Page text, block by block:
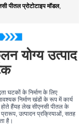
पीतल प्रोटोटाइप मॉडल,
योग्य उत्पाद
घटकों के निर्माण के लिए
निर्माण खंडों के रूप में कार्य
होते हैंयह लेख सीएनसी पीतल के
प्रारूप, उत्पादन प्रक्रियाओं, सतह
है।